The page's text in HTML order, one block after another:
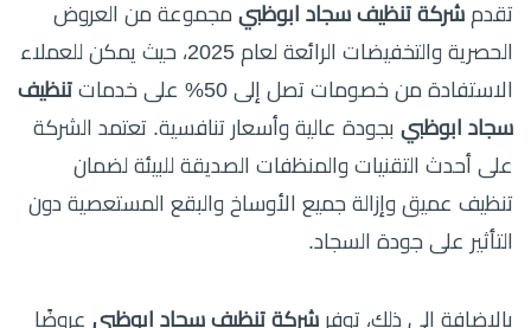
تقدم شركة تنظيف سجاد ابوظبي مجموعة من العروض
الحصرية والتخفيضات الرائعة لعام 2025، حيث يمكن للعملاء
الاستفادة من خصومات تصل إلى 50% على خدمات
تنظيف
سجاد ابوظبي بجودة عالية وأسعار تنافسية. تعتمد الشركة
على أحدث التقنيات والمنظفات الصديقة للبيئة لضمان
تنظيف عميق وإزالة جميع الأوساخ والبقع المستعصية دون
التأثير على جودة السجاد.
بالإضافة إلى ذلك، توفر شركة تنظيف سجاد ابوظبي عروضًا